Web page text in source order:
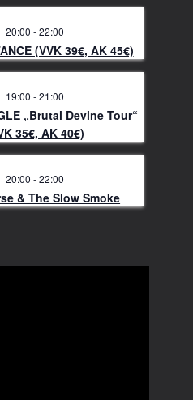
20:00 -22:00
(VVK 39€, AK 45€)
19:00 -21:00
„Brutal Devine Tour“
35€, AK 40€)
20:00 -22:00
& The Slow Smoke